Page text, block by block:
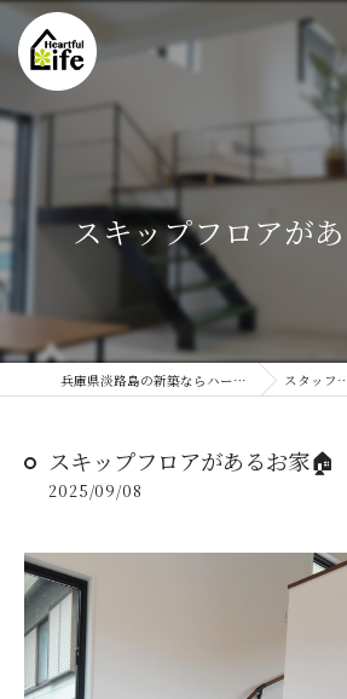
スキップフロアが
兵庫県淡路島の新築ならハートフルライフ スタッフブログ
スキップフロアがあるお家🏠
2025/09/08